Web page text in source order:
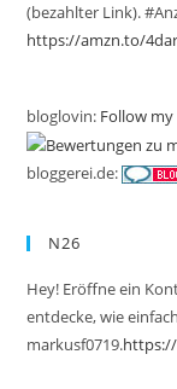
(bezahlter Link).
https://amzn.to/
bloglovin: Follow
bloggerei.de:
N26
Hey! Eröffne ein
entdecke, wie
markusf0719.